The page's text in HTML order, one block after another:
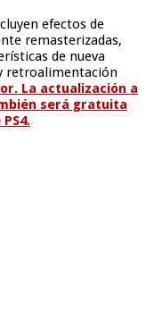
efectos de
remasterizadas,
de nueva
retroalimentación
La actualización a
será gratuita